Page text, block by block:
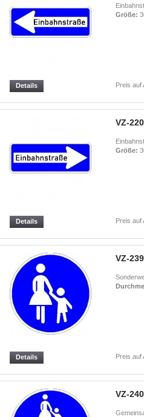
Größe:
Preis auf
Details
VZ-
Größe:
Preis auf
Details
VZ-239
Preis auf
Details
VZ-240